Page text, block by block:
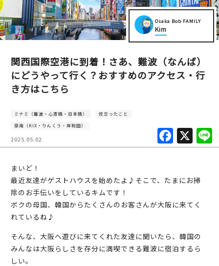
Osaka Bob FAMILY
Kim
関西国際空港に到着！さあ、難波（なんば）
にどうやって行く？おすすめのアクセス・行
き方はこちら
F
a
e
b
o
o
k
X
ミナミ（難波・心斎橋・日本橋）
役立ったこと
泉南（KIX・りんくう・岸和田）
2025.05.02
まいど！
最近友達がゲストハウスを始めたよ♪そこで、たまにお掃
除のお手伝いをしているキムです！
ボクの母国、韓国からたくさんのお客さんが大阪に来てく
れているね♪
そんな、大阪へ遊びに来てくれた友達に聞いたら、韓国の
みんなは大阪らしさを存分に満喫できる難波に宿泊するら
しい。